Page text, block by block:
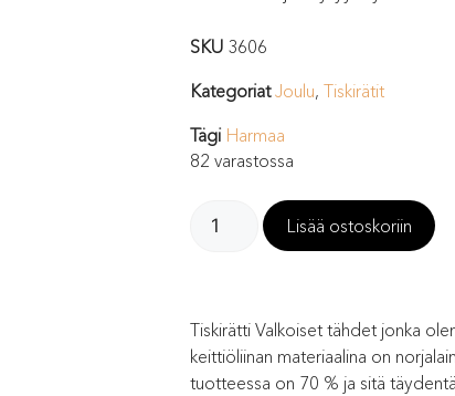
SKU 3606
Kategoriat Joulu, Tiskirätit
Tägi Harmaa
82 varastossa
Lisää ostoskoriin
Tiskirätti Valkoiset tähdet jonka
keittiöliinan materiaalina on
tuotteessa on 70 % ja sitä